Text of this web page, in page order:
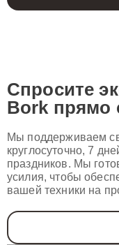
Спросите
Bork прямо
Мы поддерживаем
круглосуточно, 7
праздников. Мы
усилия, чтобы
вашей техники на